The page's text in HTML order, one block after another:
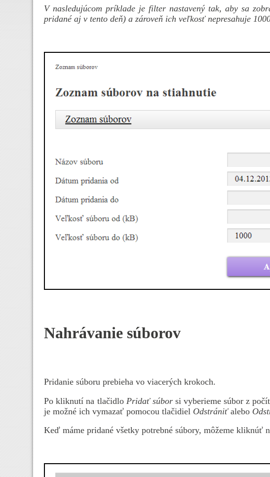
V nasledujúcom príklade je filter nastavený tak, aby sa
pridané aj v tento deň) a zároveň ich veľkosť nepresahuje
Nahrávanie súborov
Pridanie súboru prebieha vo viacerých krokoch.
Po kliknutí na tlačidlo Pridať súborsi vyberieme súbor z
je možné ich vymazať pomocou tlačidiel Odstrániťalebo
Keď máme pridané všetky potrebné súbory, môžeme kliknúť